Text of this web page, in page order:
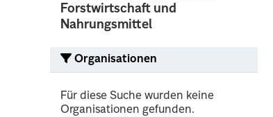
Forstwirtschaft und
Nahrungsmittel
Organisationen
Für diese Suche wurden keine
Organisationen gefunden.